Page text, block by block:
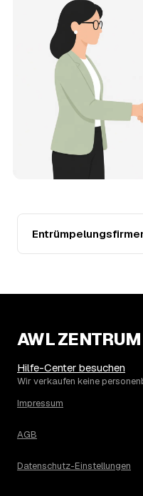
der Entrümpler, den
Was kostet die
Wohnung in Lindau?
Für eine
die Kosten in Lindau
Schnitt rund 33,1 € je
Aufzug), Menge und
nach oben oder unten
Ihnen der Entrümpler
Werden
teurer?
Seit 2020 verlief die
Eine Prognose lässt
aktuelle Preisniveau
wie sich der Markt
eher am unteren Ende,
Etage ohne Aufzug oder
Auch anrechenbare
Sondermüllanteil
kostenlosen
AWL ZENTRUM
Hilfe-Center besuchen
Wir verkaufen keine
Impressum
AGB
Datenschutz-Einstellungen